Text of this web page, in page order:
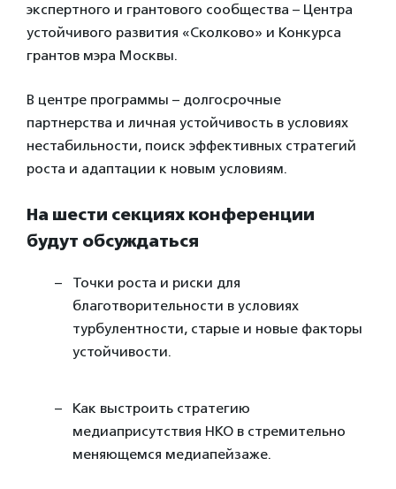
экспертного и грантового сообщества – Центра
устойчивого развития «Сколково» и Конкурса
грантов мэра Москвы.
В центре программы – долгосрочные
партнерства и личная устойчивость в условиях
нестабильности, поиск эффективных стратегий
роста и адаптации к новым условиям.
На шести секциях конференции
будут обсуждаться
Точки роста и риски для
благотворительности в условиях
турбулентности, старые и новые факторы
устойчивости.
Как выстроить стратегию
медиаприсутствия НКО в стремительно
меняющемся медиапейзаже.